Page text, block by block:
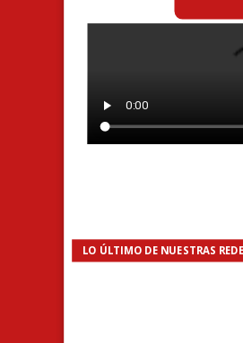
LO ÚLTIMO DE NUESTRAS